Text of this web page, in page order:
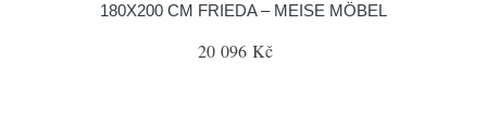
180X200 CM FRIEDA – MEISE MÖBEL
20 096 Kč